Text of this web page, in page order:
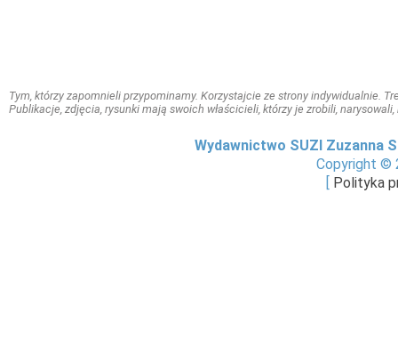
Tym, którzy zapomnieli przypominamy. Korzystajcie ze strony indywidualnie.
Publikacje, zdjęcia, rysunki mają swoich właścicieli, którzy je zrobili,
Wydawnictwo SUZI Zuzanna
Copyright ©
Polityka